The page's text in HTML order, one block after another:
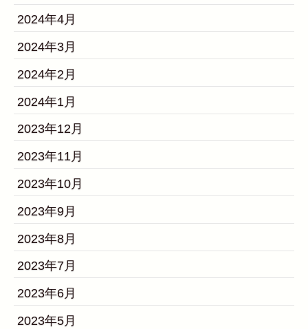
2024年4月
2024年3月
2024年2月
2024年1月
2023年12月
2023年11月
2023年10月
2023年9月
2023年8月
2023年7月
2023年6月
2023年5月